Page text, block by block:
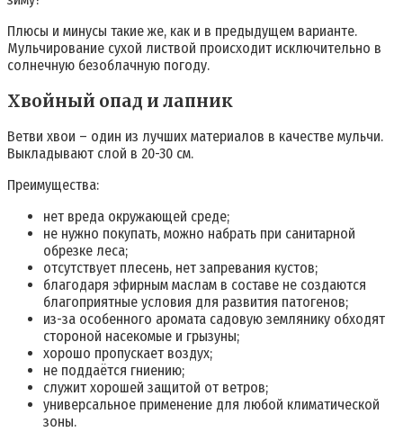
Плюсы и минусы такие же, как и в предыдущем варианте.
Мульчирование сухой листвой происходит исключительно в
солнечную безоблачную погоду.
Хвойный опад и лапник
Ветви хвои – один из лучших материалов в качестве мульчи.
Выкладывают слой в 20-30 см.
Преимущества:
нет вреда окружающей среде;
не нужно покупать, можно набрать при санитарной
обрезке леса;
отсутствует плесень, нет запревания кустов;
благодаря эфирным маслам в составе не создаются
благоприятные условия для развития патогенов;
из-за особенного аромата садовую землянику обходят
стороной насекомые и грызуны;
хорошо пропускает воздух;
не поддаётся гниению;
служит хорошей защитой от ветров;
универсальное применение для любой климатической
зоны.